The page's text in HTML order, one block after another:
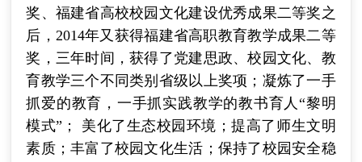
奖、福建省高校校园文化建设优秀成果二等奖之
后，2014年又获得福建省高职教育教学成果二等
奖，三年时间，获得了党建思政、校园文化、教
育教学三个不同类别省级以上奖项；凝炼了一手
抓爱的教育，一手抓实践教学的教书育人“黎明
模式”；
美化了生态校园环境；提高了师生文明
素质；丰富了校园文化生活；保持了校园安全稳